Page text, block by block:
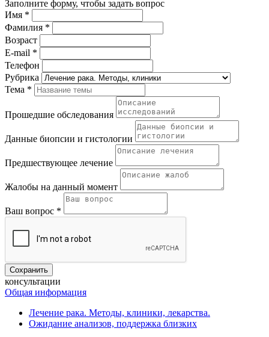
Заполните форму, чтобы задать вопрос
Имя *
Фамилия *
Возраст
E-mail *
Телефон
Рубрика
Тема *
Прошедшие обследования
Данные биопсии и гистологии
Предшествующее лечение
Жалобы на данный момент
Ваш вопрос *
консультации
Общая информация
Лечение рака. Методы, клиники, лекарства.
Ожидание анализов, поддержка близких